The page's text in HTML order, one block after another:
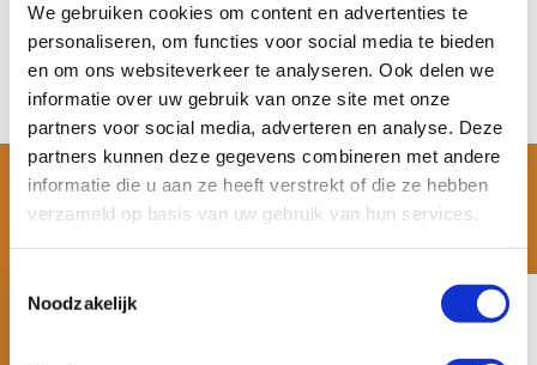
We gebruiken cookies om content en advertenties te
personaliseren, om functies voor social media te bieden
en om ons websiteverkeer te analyseren. Ook delen we
informatie over uw gebruik van onze site met onze
partners voor social media, adverteren en analyse. Deze
partners kunnen deze gegevens combineren met andere
informatie die u aan ze heeft verstrekt of die ze hebben
verzameld op basis van uw gebruik van hun services.
Noodzakelijk
Reviews
Delen
ACCESSOIRES
Bestel meteen extra of reserve onderdelen: